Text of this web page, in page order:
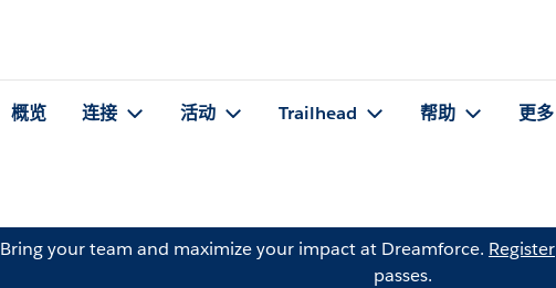
概览 连接 活动 Trailhead 帮助 更多
Bring your team and maximize your impact at Dreamforce. Register
passes.